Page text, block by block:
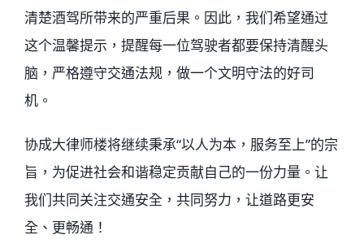
清楚酒驾所带来的严重后果。因此，我们希望通过
这个温馨提示，提醒每一位驾驶者都要保持清醒头
脑，严格遵守交通法规，做一个文明守法的好司
机。
协成大律师楼将继续秉承“以人为本，服务至上”的宗
旨，为促进社会和谐稳定贡献自己的一份力量。让
我们共同关注交通安全，共同努力，让道路更安
全、更畅通！